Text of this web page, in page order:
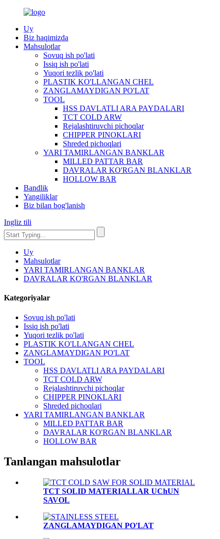
Uy
Biz haqimizda
Mahsulotlar
Sovuq ish po'lati
Issiq ish po'lati
Yuqori tezlik po'lati
PLASTIK KO'LLANGAN CHEL
ZANGLAMAYDIGAN PO'LAT
TOOL
HSS DAVLATLI ARA PAYDALARI
TCT COLD ARW
Rejalashtiruvchi pichoqlar
CHIPPER PINOKLARI
Shreded pichoqlari
YARI TAMIRLANGAN BANKLAR
MILLED PATTAR BAR
DAVRALAR KO'RGAN BLANKLAR
HOLLOW BAR
Bandlik
Yangiliklar
Biz bilan bog'lanish
Ingliz tili
Uy
Mahsulotlar
YARI TAMIRLANGAN BANKLAR
DAVRALAR KO'RGAN BLANKLAR
Kategoriyalar
Sovuq ish po'lati
Issiq ish po'lati
Yuqori tezlik po'lati
PLASTIK KO'LLANGAN CHEL
ZANGLAMAYDIGAN PO'LAT
TOOL
HSS DAVLATLI ARA PAYDALARI
TCT COLD ARW
Rejalashtiruvchi pichoqlar
CHIPPER PINOKLARI
Shreded pichoqlari
YARI TAMIRLANGAN BANKLAR
MILLED PATTAR BAR
DAVRALAR KO'RGAN BLANKLAR
HOLLOW BAR
Tanlangan mahsulotlar
TCT SOLID MATERIALLAR UChUN
SAVOL
ZANGLAMAYDIGAN PO'LAT